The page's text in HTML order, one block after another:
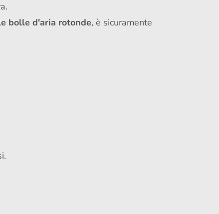
bolle d'aria rotonde, è sicuramente